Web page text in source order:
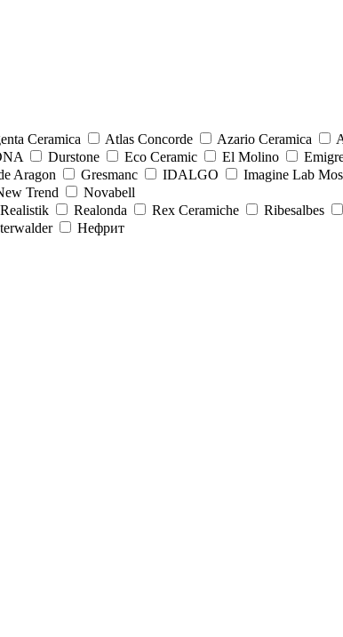
Ceramica Atlas Concorde Azario Ceramica
Durstone Eco Ceramic El Molino
Aragon Gresmanc IDALGO Imagine Lab
Trend
Novabell
Realistik Realonda Rex Ceramiche Ribesalbes
Нефрит